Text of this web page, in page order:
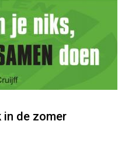
in de zomer